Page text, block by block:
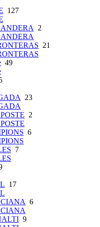
127
2
21
49
23
2
6
7
17
6
9